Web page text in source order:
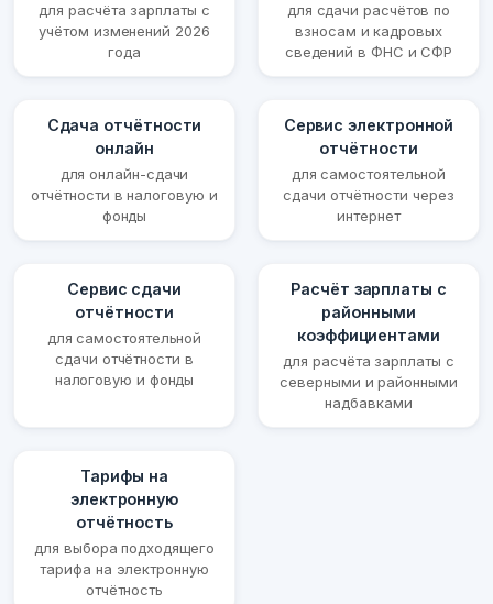
для расчёта зарплаты с
учётом изменений 2026
года
для сдачи расчётов по
взносам и кадровых
сведений в ФНС и СФР
Сдача отчётности
онлайн
для онлайн-сдачи
отчётности в налоговую и
фонды
Сервис электронной
отчётности
для самостоятельной
сдачи отчётности через
интернет
Сервис сдачи
отчётности
для самостоятельной
сдачи отчётности в
налоговую и фонды
Расчёт зарплаты с
районными
коэффициентами
для расчёта зарплаты с
северными и районными
надбавками
Тарифы на
электронную
отчётность
для выбора подходящего
тарифа на электронную
отчётность